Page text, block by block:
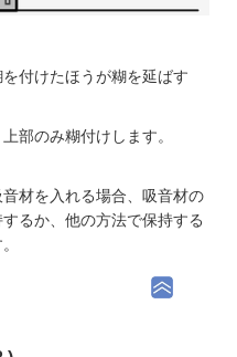
付けたほうが糊を延ばす
部のみ糊付けします。
材を入れる場合、吸音材の
るか、他の方法で保持する